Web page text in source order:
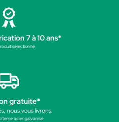
7 à 10 ans*
sélectionné
gratuite*
nous vous livrons.
acier galvanisé